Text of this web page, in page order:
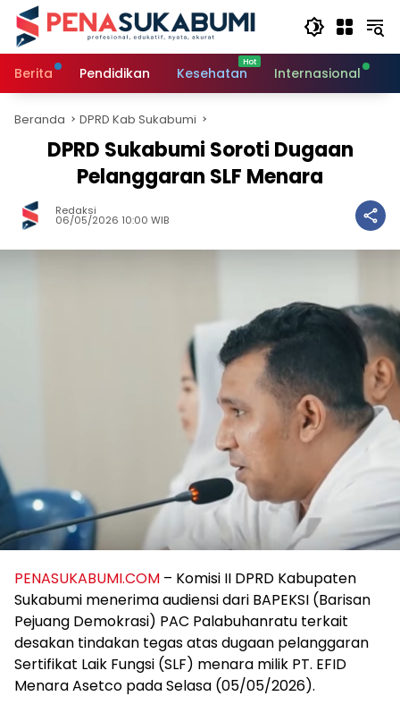
Langsung
konten
Berita
Pendidikan Kesehatan Internasional
Beranda DPRD Kab Sukabumi
DPRD Sukabumi Soroti Dugaan
Pelanggaran SLF Menara
Redaksi
06/05/2026 10:00 WIB
PENASUKABUMI.COM – Komisi II DPRD Kabupaten
Sukabumi menerima audiensi dari BAPEKSI (Barisan
Pejuang Demokrasi) PAC Palabuhanratu terkait
desakan tindakan tegas atas dugaan pelanggaran
Sertifikat Laik Fungsi (SLF) menara milik PT. EFID
Menara Asetco pada Selasa (05/05/2026).